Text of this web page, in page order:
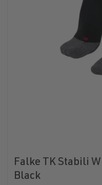
Falke TK Stabili
Black